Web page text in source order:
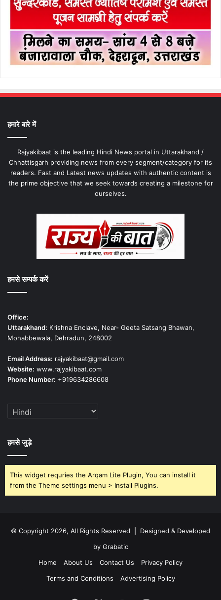
हमारे बारे में
Rajyakibaat is the leading Hindi News portal in Uttarakhand /
Chhattisgarh providing news from every segment/category for its
readers. Fast and Latest news updates with authentic content is
the prime objective that we seek towards creating a milestone for
ourselves.
हमसे सम्पर्क करें
Office:
Uttarakhand: Krishna Enclave, Near- Geeta Satsang Bhawan,
Mohabbewala, Dehradun, 248002
Email Address: rajyakibaat@gmail.com
Website: www.rajyakibaat.com
Phone Number: +919634286608
हमसे जुड़े
This widget requries the Arqam Lite Plugin, You can install it
from the Theme settings menu > Install Plugins.
© Copyright 2026, All Rights Reserved | Designed & Developed
by Grabatic
Home
About Us Contact Us
Privacy Policy
Terms and Conditions
Advertising Policy